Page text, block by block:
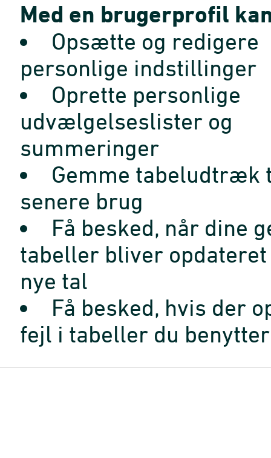
Med en brugerprofil
Opsætte og redigere
personlige indstillinger
Oprette personlige
udvælgelseslister og
summeringer
Gemme tabeludtræk
senere brug
Få besked, når dine
tabeller bliver opdateret
nye tal
Få besked, hvis der
fejl i tabeller du benytter